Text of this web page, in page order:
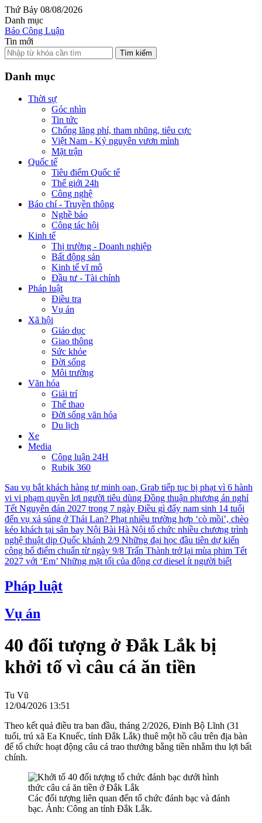
Thứ Bảy 08/08/2026
Danh mục
Báo Công Luận
Tin mới
Tìm kiếm
Danh mục
Thời sự
Góc nhìn
Tin tức
Chống lãng phí, tham nhũng, tiêu cực
Việt Nam - Kỷ nguyên vươn mình
Mặt trận
Quốc tế
Tiêu điểm Quốc tế
Thế giới 24h
Công nghệ
Báo chí - Truyền thông
Nghề báo
Công tác hội
Kinh tế
Thị trường - Doanh nghiệp
Bất động sản
Kinh tế vĩ mô
Đầu tư - Tài chính
Pháp luật
Điều tra
Vụ án
Xã hội
Giáo dục
Giao thông
Sức khỏe
Đời sống
Môi trường
Văn hóa
Giải trí
Thể thao
Đời sống văn hóa
Du lịch
Xe
Media
Công luận 24H
Rubik 360
Sau vụ bắt khách hàng tự minh oan, Grab tiếp tục bị phạt vì 6 hành
vi vi phạm quyền lợi người tiêu dùng Đồng thuận phương án nghỉ
Tết Nguyên đán 2027 trong 7 ngày Điều gì đẩy nam sinh 14 tuổi
đến vụ xả súng ở Thái Lan? Phạt nhiều trường hợp ‘cò mồi’, chèo
kéo khách tại sân bay Nội Bài Hà Nội tổ chức nhiều chương trình
nghệ thuật dịp Quốc khánh 2/9 Những đại học đầu tiên dự kiến
công bố điểm chuẩn từ ngày 9/8 Trấn Thành trở lại mùa phim Tết
2027 với ‘Em’ Những mặt tối của động cơ diesel ít người biết
Pháp luật
Vụ án
40 đối tượng ở Đắk Lắk bị
khởi tố vì câu cá ăn tiền
Tu Vũ
12/04/2026 13:51
Theo kết quả điều tra ban đầu, tháng 2/2026, Đinh Bộ Lĩnh (31
tuổi, trú xã Ea Knuếc, tỉnh Đắk Lắk) thuê một hồ câu trên địa bàn
để tổ chức hoạt động câu cá trao thưởng bằng tiền nhằm thu lợi bất
chính.
Các đối tượng liên quan đến tổ chức đánh bạc và đánh
bạc. Ảnh: Công an tỉnh Đắk Lắk.